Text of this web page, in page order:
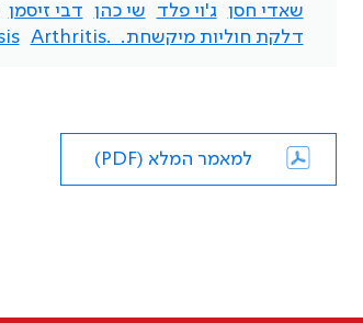
שאדי חסן
ג'וי פלד שי כהן דבי זיסמן
דלקת חוליות מיקשחת. .Arthritis
למאמר המלא (PDF)